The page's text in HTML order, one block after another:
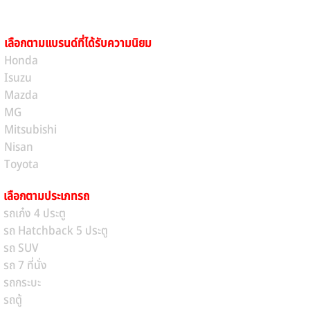
เลือกตามแบรนด์ที่ได้รับความนิยม
Honda
Isuzu
Mazda
MG
Mitsubishi
Nisan
Toyota
เลือกตามประเภทรถ
รถเก๋ง 4 ประตู
รถ Hatchback 5 ประตู
รถ SUV
รถ 7 ที่นั่ง
รถกระบะ
รถตู้